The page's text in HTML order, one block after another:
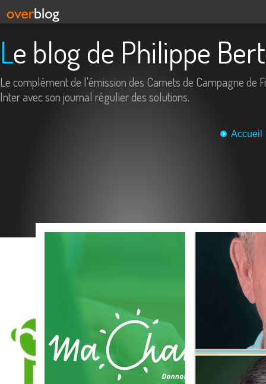
Le blog de Philippe
Le complément de l'émission des Carnets de Campagne de
Inter avec son journal régulier des solutions.
Accueil